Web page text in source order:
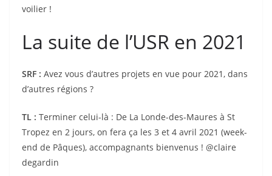
voilier !
La suite de l’USR en 2021
SRF : Avez vous d’autres projets en vue pour 2021, dans
d’autres régions ?
TL : Terminer celui-là : De La Londe-des-Maures à St
Tropez en 2 jours, on fera ça les 3 et 4 avril 2021 (week-
end de Pâques), accompagnants bienvenus ! @claire
degardin